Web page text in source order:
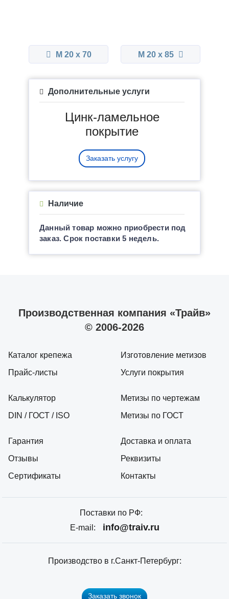
М 20 x 70 М 20 x 85
Дополнительные услуги
Цинк-ламельное
покрытие
Заказать услугу
Наличие
Данный товар можно приобрести под
заказ. Срок поставки 5 недель.
Производственная компания «Трайв»
© 2006-2026
Каталог крепежа
Прайс-листы
Калькулятор
DIN / ГОСТ / ISO
Гарантия
Отзывы
Сертификаты
Изготовление метизов
Услуги покрытия
Метизы по чертежам
Метизы по ГОСТ
Доставка и оплата
Реквизиты
Контакты
Поставки по РФ:
E-mail:
info@traiv.ru
Производство в г.Санкт-Петербург:
Заказать звонок